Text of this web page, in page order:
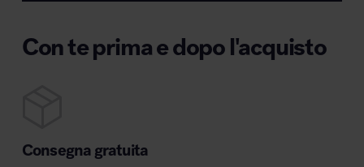
Con te prima e dopo l'acquisto
Consegna gratuita